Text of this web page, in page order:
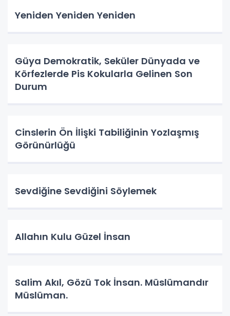
Yeniden Yeniden Yeniden
Güya Demokratik, Seküler Dünyada ve
Körfezlerde Pis Kokularla Gelinen Son
Durum
Cinslerin Ön İlişki Tabiliğinin Yozlaşmış
Görünürlüğü
Sevdiğine Sevdiğini Söylemek
Allahın Kulu Güzel İnsan
Salim Akıl, Gözü Tok İnsan. Müslümandır
Müslüman.